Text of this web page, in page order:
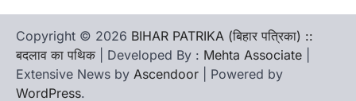
Copyright © 2026 BIHAR PATRIKA (बिहार पत्रिका) ::
बदलाव का पथिक | Developed By : Mehta Associate
Extensive News by Ascendoor | Powered by
WordPress.